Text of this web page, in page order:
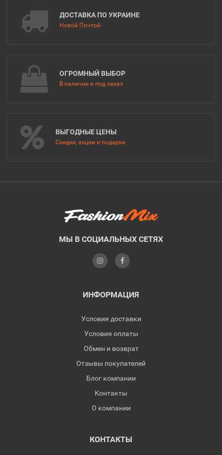
ДОСТАВКА ПО УКРАИНЕ
Новой Почтой
ОГРОМНЫЙ ВЫБОР
В наличии и под заказ
ВЫГОДНЫЕ ЦЕНЫ
Скидки, акции и подарки
МЫ В СОЦИАЛЬНЫХ СЕТЯХ
ИНФОРМАЦИЯ
Условия доставки
Условия оплаты
Обмен и возврат
Отзывы покупателей
Блог компании
Контакты
О компании
КОНТАКТЫ